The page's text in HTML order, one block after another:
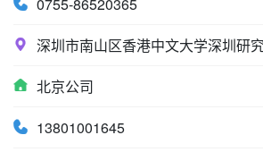
深圳市南山区香港中文大学深圳研
北京公司
13801001645